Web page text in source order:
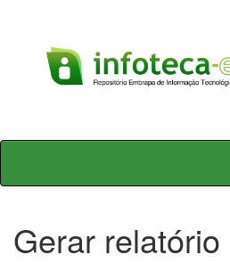
Skip
Gerar relatório